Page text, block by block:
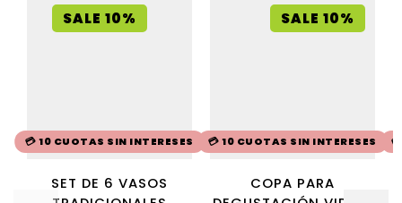
SALE 10%
💳 10 CUOTAS SIN INTERESES
SET DE 6 VASOS
SALE 10%
💳 10 CUOTAS SIN INTERESES
COPA PARA